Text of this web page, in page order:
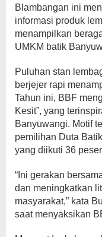
Blambangan ini
informasi produk
menampilkan
UMKM batik
Puluhan stan
berjejer rapi
Tahun ini, BBF
Kesit”, yang
Banyuwangi. Motif
pemilihan Duta
yang diikuti 36
“Ini gerakan
dan meningkatkan
masyarakat,” kata
saat menyaksikan